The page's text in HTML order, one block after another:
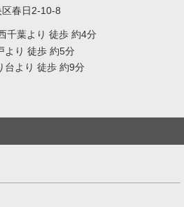
春日2-10-8
千葉より 徒歩 約4分
より 徒歩 約5分
台より 徒歩 約9分